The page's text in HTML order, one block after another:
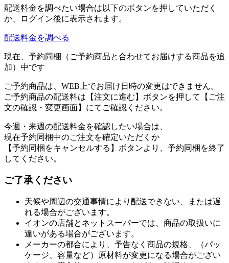
配送料金を調べたい場合は以下のボタンを押していただく
か、ログイン後に表示されます。
配送料金を調べる
現在、予約同梱（ご予約商品と合わせてお届けする商品を追
加）中です
ご予約商品は、WEB上でお届け日時の変更はできません。
ご予約商品の配送料は【注文に進む】ボタンを押して【ご注
文の確認・変更画面】にてご確認ください。
今週・来週の配送料金を確認したい場合は、
現在予約同梱中のご注文を確定いただくか
【予約同梱をキャンセルする】ボタンより、予約同梱を終了
してください。
ご了承ください
天候や周辺の交通事情により配送できない、または遅
れる場合がございます。
イオンの店舗とネットスーパーでは、商品の取扱いに
違いがある場合がございます。
メーカーの都合により、予告なく商品の規格、（パッ
ケージ、容量など）原材料が変更になる場合がござい